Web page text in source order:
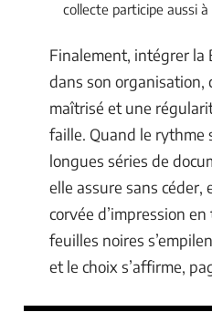
collecte participe aussi
Finalement, intégrer la
dans son organisation,
maîtrisé et une
faille. Quand le rythme
longues séries de
elle assure sans céder,
corvée d’impression
feuilles noires
et le choix s’affirme,